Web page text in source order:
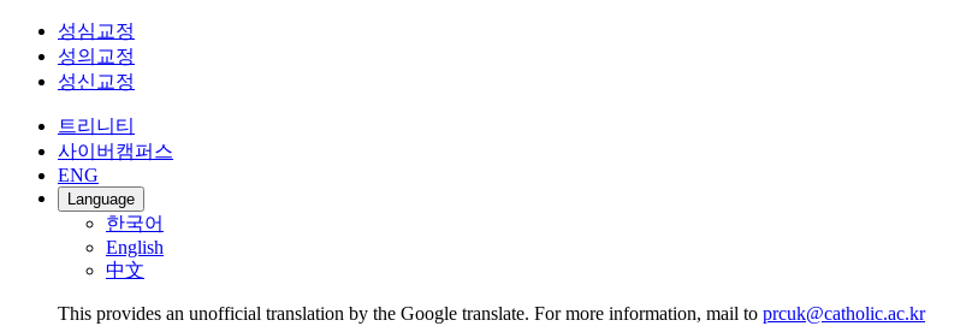
성심교정
성의교정
성신교정
트리니티
사이버캠퍼스
ENG
Language
한국어
English
中文
This provides an unofficial translation by the Google translate. For more information, mail to prcuk@catholic.ac.kr